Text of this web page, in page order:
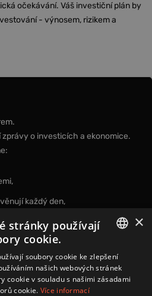
očekávání. Váš investiční plán by
- výnosem, rizikem a
o investicích a ekonomice.
každý den,
svůj souhlas spodmínkami
CZECH
×
stránky používají
cookie.
soubory cookie ke zlepšení
našich webových stránek
cookie v souladu s našimi zásadami
cookie. Více informací